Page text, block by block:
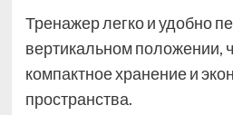
Тренажер легко и удобно
вертикальном положении,
компактное хранение и
пространства.